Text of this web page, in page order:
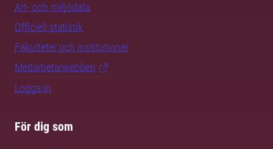
Art- och miljödata
Officiell statistik
Fakulteter och institutioner
Medarbetarwebben
Logga in
För dig som